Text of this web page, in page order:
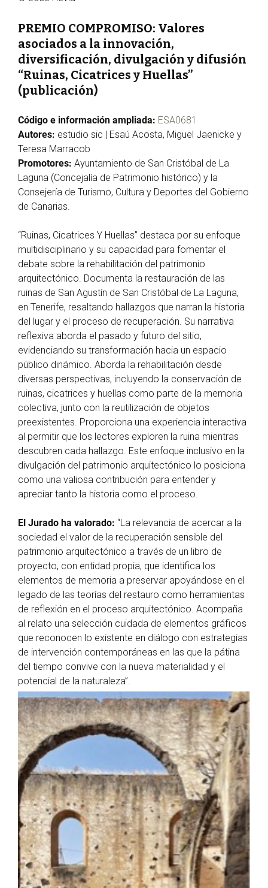
PREMIO COMPROMISO: Valores
asociados a la innovación,
diversificación, divulgación y difusión
“Ruinas, Cicatrices y Huellas”
(publicación)
Código e información ampliada: ESA0681
Autores: estudio sic | Esaú Acosta, Miguel Jaenicke y
Teresa Marracob
Promotores: Ayuntamiento de San Cristóbal de La
Laguna (Concejalía de Patrimonio histórico) y la
Consejería de Turismo, Cultura y Deportes del Gobierno
de Canarias.
“Ruinas, Cicatrices Y Huellas” destaca por su enfoque
multidisciplinario y su capacidad para fomentar el
debate sobre la rehabilitación del patrimonio
arquitectónico. Documenta la restauración de las
ruinas de San Agustín de San Cristóbal de La Laguna,
en Tenerife, resaltando hallazgos que narran la historia
del lugar y el proceso de recuperación. Su narrativa
reflexiva aborda el pasado y futuro del sitio,
evidenciando su transformación hacia un espacio
público dinámico. Aborda la rehabilitación desde
diversas perspectivas, incluyendo la conservación de
ruinas, cicatrices y huellas como parte de la memoria
colectiva, junto con la reutilización de objetos
preexistentes. Proporciona una experiencia interactiva
al permitir que los lectores exploren la ruina mientras
descubren cada hallazgo. Este enfoque inclusivo en la
divulgación del patrimonio arquitectónico lo posiciona
como una valiosa contribución para entender y
apreciar tanto la historia como el proceso.
El Jurado ha valorado: “La relevancia de acercar a la
sociedad el valor de la recuperación sensible del
patrimonio arquitectónico a través de un libro de
proyecto, con entidad propia, que identifica los
elementos de memoria a preservar apoyándose en el
legado de las teorías del restauro como herramientas
de reflexión en el proceso arquitectónico. Acompaña
al relato una selección cuidada de elementos gráficos
que reconocen lo existente en diálogo con estrategias
de intervención contemporáneas en las que la pátina
del tiempo convive con la nueva materialidad y el
potencial de la naturaleza”.